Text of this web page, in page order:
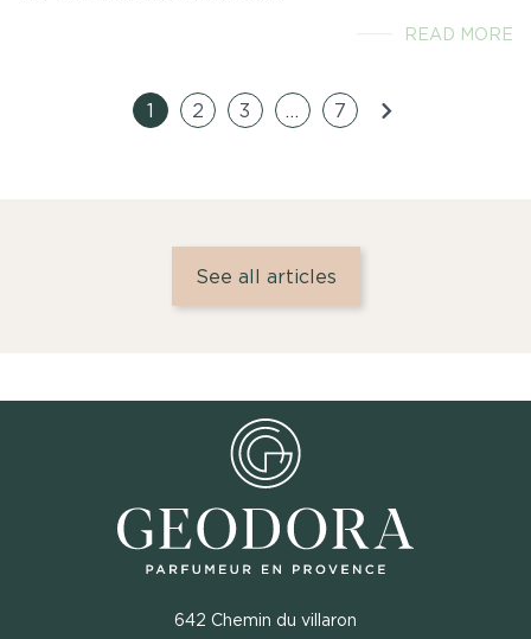
READ MORE
1 2 3 … 7
See all articles
642 Chemin du villaron